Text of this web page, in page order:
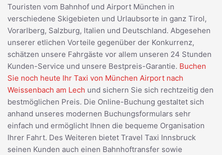
Touristen vom Bahnhof und Airport München in
verschiedene Skigebieten und Urlaubsorte in ganz Tirol,
Vorarlberg, Salzburg, Italien und Deutschland. Abgesehen
unserer etlichen Vorteile gegenüber der Konkurrenz,
schätzen unsere Fahrgäste vor allem unseren 24 Stunden
Kunden-Service und unsere Bestpreis-Garantie. Buchen
Sie noch heute Ihr Taxi von München Airport nach
Weissenbach am Lech und sichern Sie sich rechtzeitig den
bestmöglichen Preis. Die Online-Buchung gestaltet sich
anhand unseres modernen Buchungsformulars sehr
einfach und ermöglicht Ihnen die bequeme Organisation
Ihrer Fahrt. Des Weiteren bietet Travel Taxi Innsbruck
seinen Kunden auch einen Bahnhoftransfer sowie